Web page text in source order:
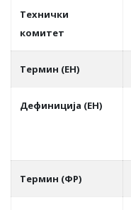
Teхнички
комитет
Термин (ЕН)
Дефиниција (ЕН)
Термин (ФР)